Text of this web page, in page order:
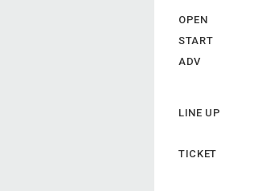
OPEN
START
ADV
LINE UP
TICKET